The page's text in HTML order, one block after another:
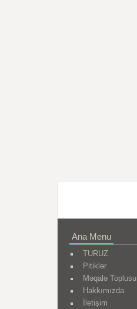
Ana Menu
TURUZ
Pitiklər
Məqalə Toplusu
Hakkımızda
İletişim